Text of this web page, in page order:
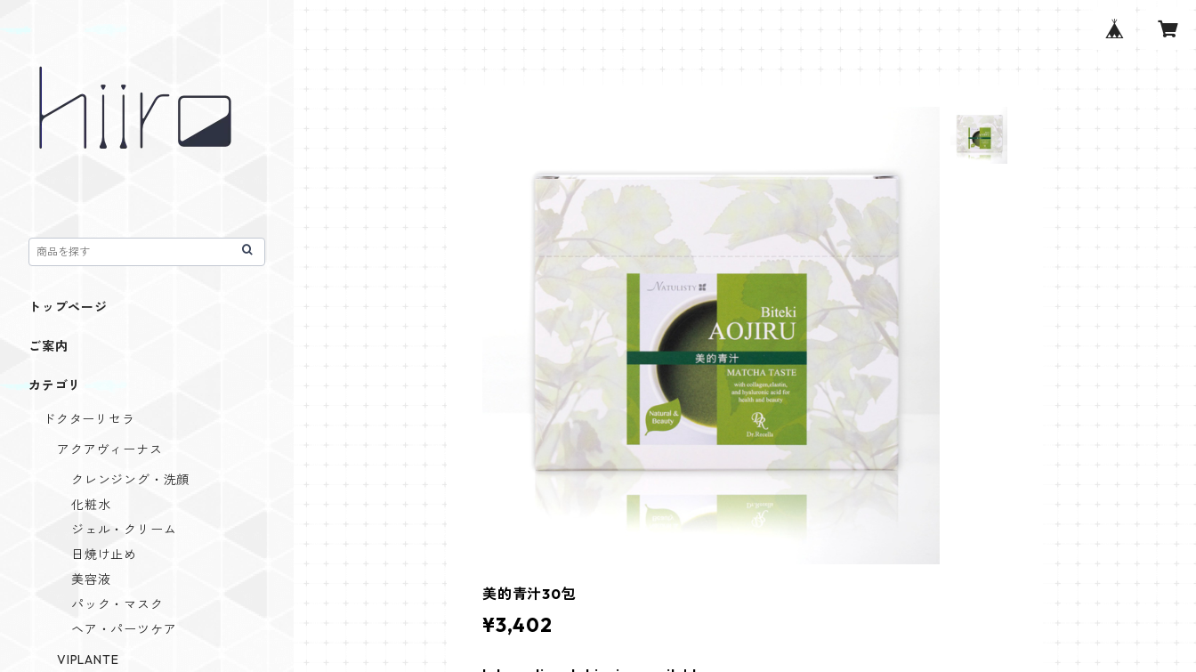
美的青汁30包
¥3,402
トップページ
ご案内
カテゴリ
ドクターリセラ
アクアヴィーナス
クレンジング・洗顔
化粧水
ジェル・クリーム
日焼け止め
美容液
パック・マスク
ヘア・パーツケア
VIPLANTE